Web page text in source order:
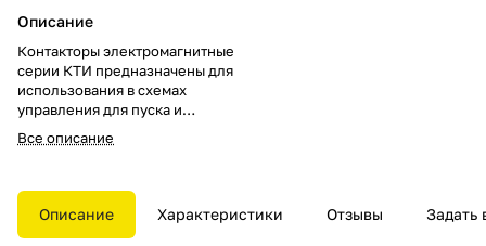
Описание
Контакторы электромагнитные
серии КТИ предназначены для
использования в схемах
управления для пуска и
остановки трехфазных
асинхронных
короткозамкнутым ротором в
электрических сетях с
номинальным напряжением до
Все описание
Описание Характеристики Отзывы Задать